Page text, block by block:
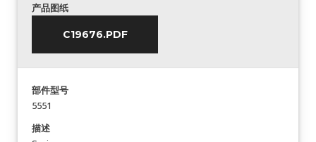
产品图纸
C19676.PDF
部件型号
5551
描述